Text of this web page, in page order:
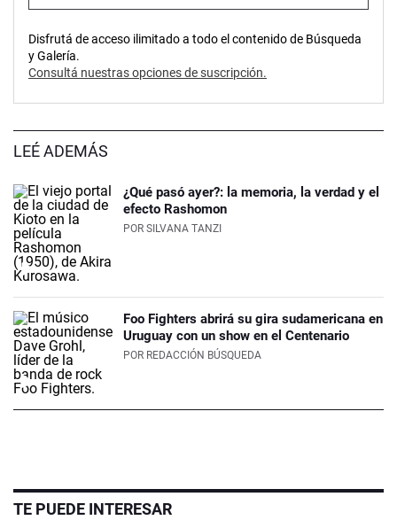
Disfrutá de acceso ilimitado a todo el contenido de Búsqueda
y Galería.
Consultá nuestras opciones de suscripción.
LEÉ ADEMÁS
¿Qué pasó ayer?: la memoria, la verdad y el
efecto Rashomon
POR SILVANA TANZI
Foo Fighters abrirá su gira sudamericana en
Uruguay con un show en el Centenario
POR REDACCIÓN BÚSQUEDA
TE PUEDE INTERESAR